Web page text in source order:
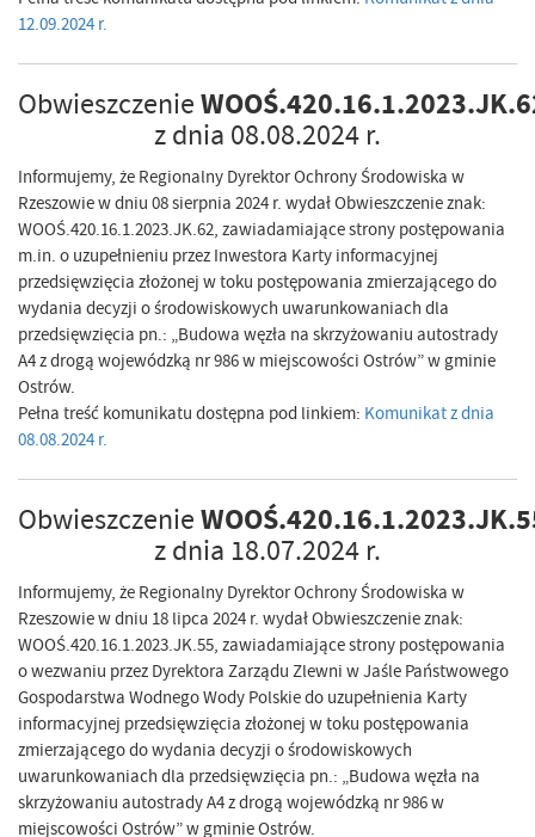
12.09.2024 r.
Obwieszczenie
z dnia 08.08.2024 r.
Informujemy, że Regionalny Dyrektor Ochrony Środowiska w
Rzeszowie w dniu 08 sierpnia 2024 r. wydał Obwieszczenie znak:
WOOŚ.420.16.1.2023.JK.62, zawiadamiające strony postępowania
m.in. o uzupełnieniu przez Inwestora Karty informacyjnej
przedsięwzięcia złożonej w toku postępowania zmierzającego do
wydania decyzji o środowiskowych uwarunkowaniach dla
przedsięwzięcia pn.: „Budowa węzła na skrzyżowaniu autostrady
A4 z drogą wojewódzką nr 986 w miejscowości Ostrów” w gminie
Ostrów.
Pełna treść komunikatu dostępna pod linkiem: Komunikat z dnia
08.08.2024 r.
Obwieszczenie
z dnia 18.07.2024 r.
Informujemy, że Regionalny Dyrektor Ochrony Środowiska w
Rzeszowie w dniu 18 lipca 2024 r. wydał Obwieszczenie znak:
WOOŚ.420.16.1.2023.JK.55, zawiadamiające strony postępowania
o wezwaniu przez Dyrektora Zarządu Zlewni w Jaśle Państwowego
Gospodarstwa Wodnego Wody Polskie do uzupełnienia Karty
informacyjnej przedsięwzięcia złożonej w toku postępowania
zmierzającego do wydania decyzji o środowiskowych
uwarunkowaniach dla przedsięwzięcia pn.: „Budowa węzła na
skrzyżowaniu autostrady A4 z drogą wojewódzką nr 986 w
miejscowości Ostrów” w gminie Ostrów.